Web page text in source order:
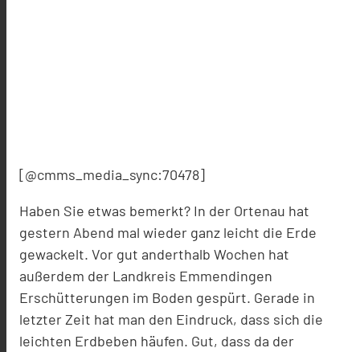
[@cmms_media_sync:70478]
Haben Sie etwas bemerkt? In der Ortenau hat
gestern Abend mal wieder ganz leicht die Erde
gewackelt. Vor gut anderthalb Wochen hat
außerdem der Landkreis Emmendingen
Erschütterungen im Boden gespürt. Gerade in
letzter Zeit hat man den Eindruck, dass sich die
leichten Erdbeben häufen. Gut, dass da der